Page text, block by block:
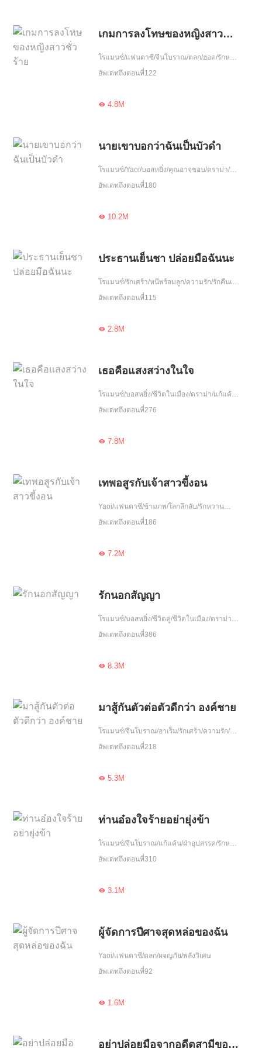
เกมการลงโทษของหญิงสาวชั่วร้าย
โรแมนซ์/แฟนตาซี/จีนโบราณ/ตลก/ฮอต/รักหวานฉ่ำ/อัพเกรด
อัพเดทถึงตอนที่122
4.8M
นายเขาบอกว่าฉันเป็นบัวดำ
โรแมนซ์/Yaoi/บอสหยิ่ง/คุณอาจชอบ/ดราม่า/ฮอต/รักเศร้า/เอาแต่ใจ
อัพเดทถึงตอนที่180
10.2M
ประธานเย็นชา ปล่อยมือฉันนะ
โรแมนซ์/รักเศร้า/หนีพร้อมลูก/ความรัก/รักคืนเดียว/จบ
อัพเดทถึงตอนที่115
2.8M
เธอคือแสงสว่างในใจ
โรแมนซ์/บอสหยิ่ง/ชีวิตในเมือง/ดราม่า/แก้แค้น/รักหวานฉ่ำ/ความรัก/เอาแต่ใจ
อัพเดทถึงตอนที่276
7.8M
เทพอสูรกับเจ้าสาวขี้งอน
Yaoi/แฟนตาซี/ข้ามภพ/โลกลึกลับ/รักหวานฉ่ำ/โชคชะตา/Omegaverse/ใจซื่อ/จบ
อัพเดทถึงตอนที่186
7.2M
รักนอกสัญญา
โรแมนซ์/บอสหยิ่ง/ชีวิตคู่/ชีวิตในเมือง/ดราม่า/ฮอต/รักเศร้า/ความรัก/สัญญารัก/จบ
อัพเดทถึงตอนที่386
8.3M
มาสู้กันตัวต่อตัวดีกว่า องค์ชาย
โรแมนซ์/จีนโบราณ/ฮาเร็ม/รักเศร้า/ความรัก/รักเดียวใจเดียว/จบ
อัพเดทถึงตอนที่218
5.3M
ท่านอ๋องใจร้ายอย่ายุ่งข้า
โรแมนซ์/จีนโบราณ/แก้แค้น/ฝ่าอุปสรรค/รักหวานฉ่ำ/ความรัก/เกิดใหม่
อัพเดทถึงตอนที่310
3.1M
ผู้จัดการปีศาจสุดหล่อของฉัน
Yaoi/แฟนตาซี/ตลก/ผจญภัย/พลังวิเศษ
อัพเดทถึงตอนที่92
1.6M
อย่าปล่อยมือจากอดีตสามีของฉัน